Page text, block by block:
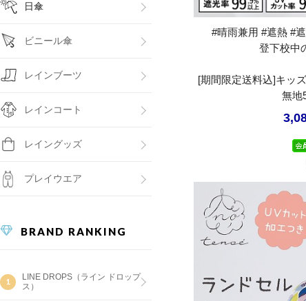
日傘
ビニール傘
レインブーツ
レインコート
レイングッズ
プレイウエア
BRAND RANKING
LINE DROPS（ライン ドロップ
ス）
#晴雨兼用 #遮熱 #
登下校中
[期間限定送料込]キッ
無地